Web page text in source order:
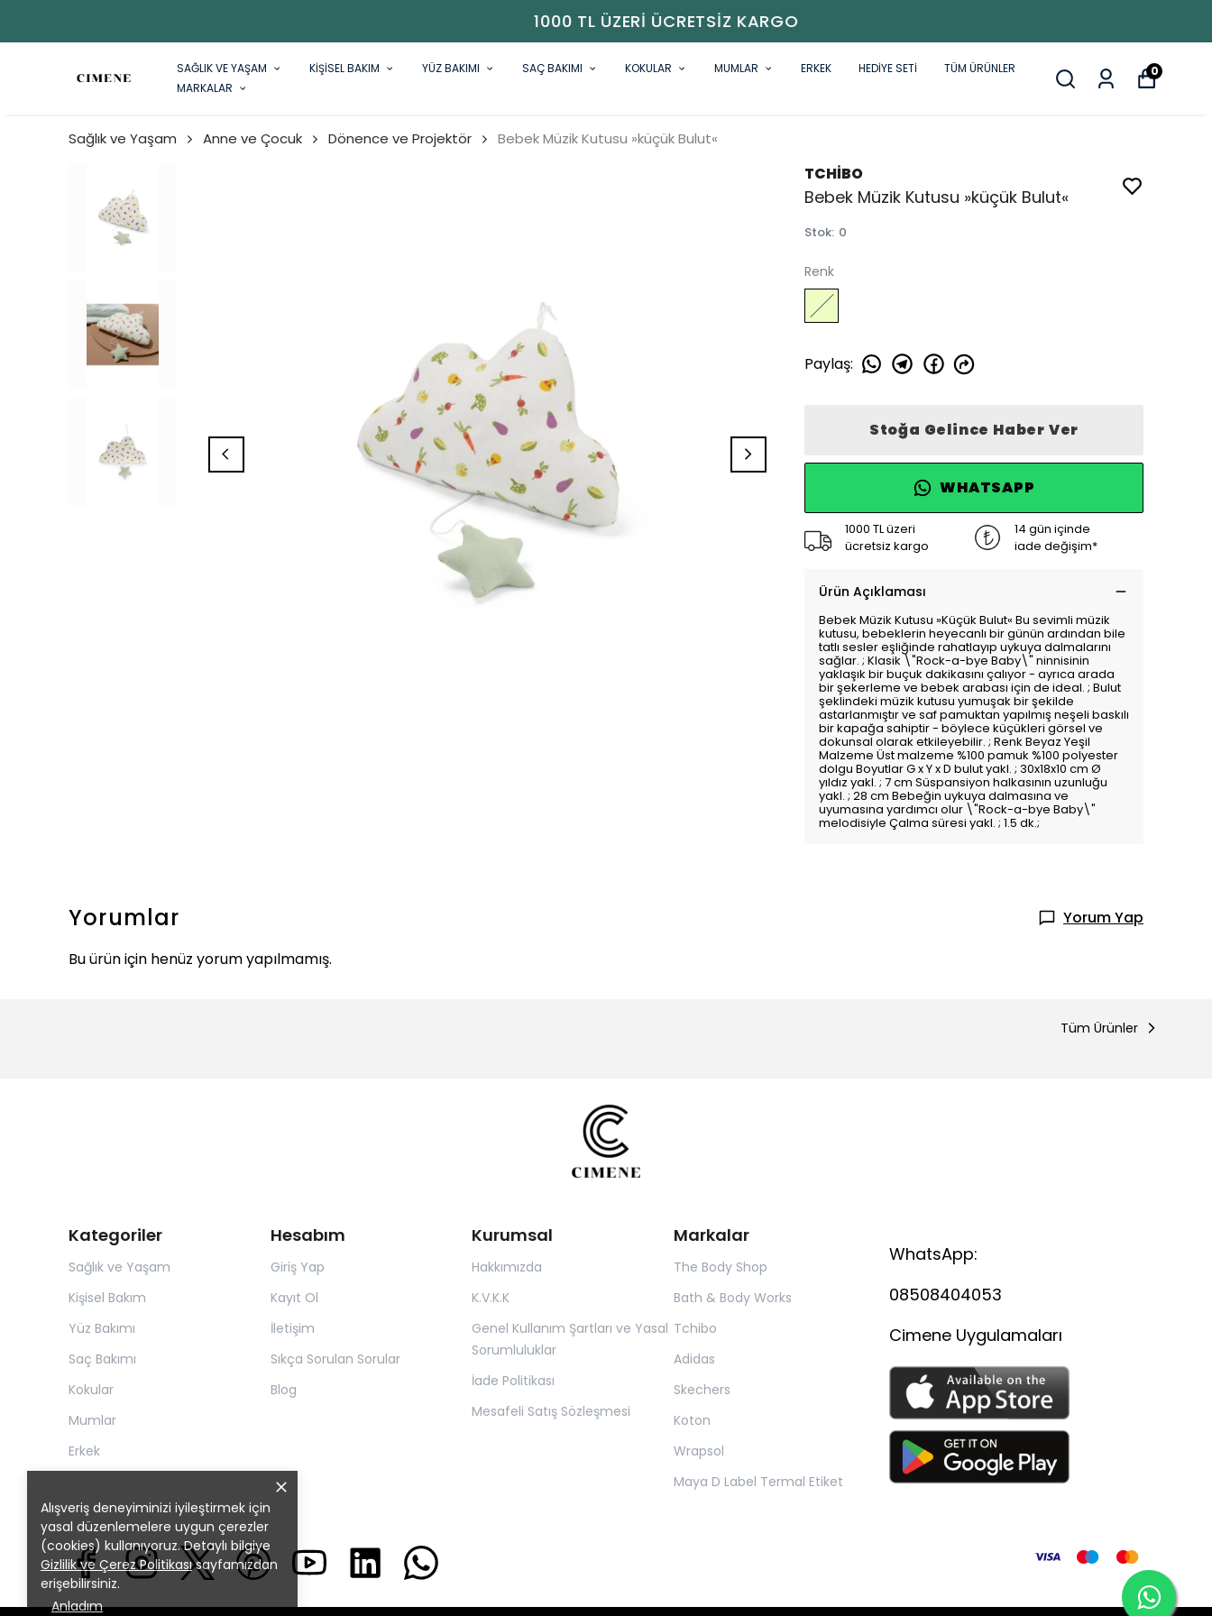
1000 TL ÜZERI ÜCRETSIZ KARGO
SAĞLIK VE YAŞAM KİŞİSEL BAKIM YÜZ BAKIMI SAÇ BAKIMI KOKULAR MUMLAR ERKEK HEDİYE SETİ
TÜM ÜRÜNLER
MARKALAR
0
Alışveriş deneyiminizi iyileştirmek için
yasal düzenlemelere uygun çerezler
(cookies) kullanıyoruz. Detaylı bilgiye
Gizlilik ve Çerez Politikası sayfamızdan
erişebilirsiniz.
Anladım
Sağlık ve Yaşam Anne ve Çocuk Dönence ve Projektör Bebek Müzik Kutusu »küçük Bulut«
TCHİBO
Bebek Müzik Kutusu »küçük Bulut«
Stok: 0
Renk
Paylaş:
Stoğa Gelince Haber Ver
WHATSAPP
1000 TL üzeri
ücretsiz kargo
14 gün içinde
iade değişim*
Ürün Açıklaması
Bebek Müzik Kutusu »Küçük Bulut« Bu sevimli müzik
kutusu, bebeklerin heyecanlı bir günün ardından bile
tatlı sesler eşliğinde rahatlayıp uykuya dalmalarını
sağlar. ; Klasik \"Rock-a-bye Baby\" ninnisinin
yaklaşık bir buçuk dakikasını çalıyor - ayrıca arada
bir şekerleme ve bebek arabası için de ideal. ; Bulut
şeklindeki müzik kutusu yumuşak bir şekilde
astarlanmıştır ve saf pamuktan yapılmış neşeli baskılı
bir kapağa sahiptir - böylece küçükleri görsel ve
dokunsal olarak etkileyebilir. ; Renk Beyaz Yeşil
Malzeme Üst malzeme %100 pamuk %100 polyester
dolgu Boyutlar G x Y x D bulut yakl. ; 30x18x10 cm Ø
yıldız yakl. ; 7 cm Süspansiyon halkasının uzunluğu
yakl. ; 28 cm Bebeğin uykuya dalmasına ve
uyumasına yardımcı olur \"Rock-a-bye Baby\"
melodisiyle Çalma süresi yakl. ; 1.5 dk.;
Yorumlar
Yorum Yap
Bu ürün için henüz yorum yapılmamış.
Tüm Ürünler
Kategoriler
Sağlık ve Yaşam
Kişisel Bakım
Yüz Bakımı
Saç Bakımı
Kokular
Mumlar
Erkek
Hesabım
Giriş Yap
Kayıt Ol
İletişim
Sıkça Sorulan Sorular
Blog
Kurumsal
Hakkımızda
K.V.K.K
Genel Kullanım Şartları ve Yasal
Sorumluluklar
İade Politikası
Mesafeli Satış Sözleşmesi
Markalar
The Body Shop
Bath & Body Works
Tchibo
Adidas
Skechers
Koton
Wrapsol
Maya D Label Termal Etiket
WhatsApp:
08508404053
Cimene Uygulamaları